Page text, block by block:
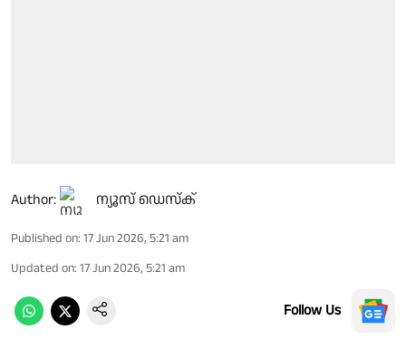
Author: ന്യൂസ് ഡെസ്ക്
Published on: 17 Jun 2026, 5:21 am
Updated on: 17 Jun 2026, 5:21 am
Follow Us